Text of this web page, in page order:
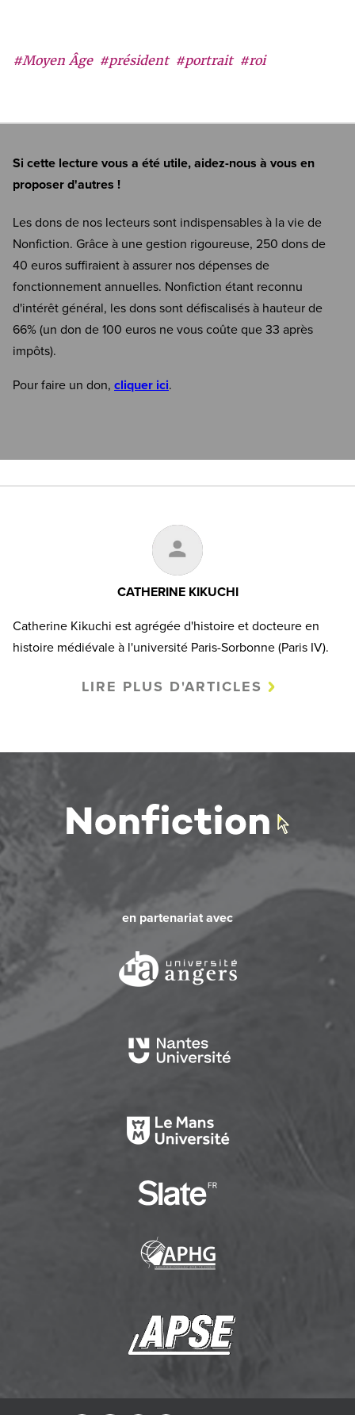
#Moyen Âge #président #portrait #roi
Si cette lecture vous a été utile, aidez-nous à vous en
proposer d'autres !
Les dons de nos lecteurs sont indispensables à la vie de
Nonfiction. Grâce à une gestion rigoureuse, 250 dons de
40 euros suffiraient à assurer nos dépenses de
fonctionnement annuelles. Nonfiction étant reconnu
d'intérêt général, les dons sont défiscalisés à hauteur de
66% (un don de 100 euros ne vous coûte que 33 après
impôts).
Pour faire un don, cliquer ici.
CATHERINE KIKUCHI
Catherine Kikuchi est agrégée d'histoire et docteure en
histoire médiévale à l'université Paris-Sorbonne (Paris IV).
LIRE PLUS D'ARTICLES
en partenariat avec